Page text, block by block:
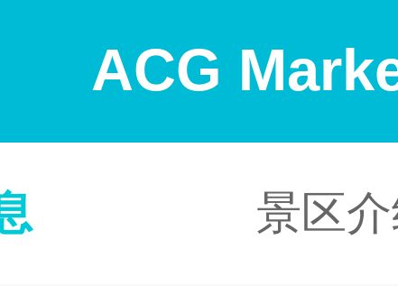
ACG
景区